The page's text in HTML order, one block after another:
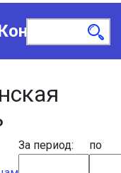
За период: по